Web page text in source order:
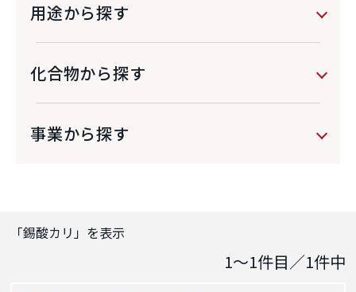
用途から探す
化合物から探す
事業から探す
「錫酸カリ」を表示
1～1件目／1件中